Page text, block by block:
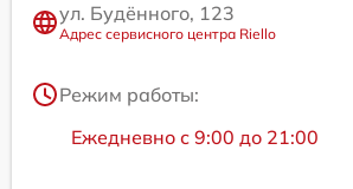
ул. Будённого, 123
Адрес сервисного центра Riello
Режим работы:
Ежедневно с 9:00 до 21:00